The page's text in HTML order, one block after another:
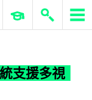
支援多視窗
ERP 與商業 AI
支援多視